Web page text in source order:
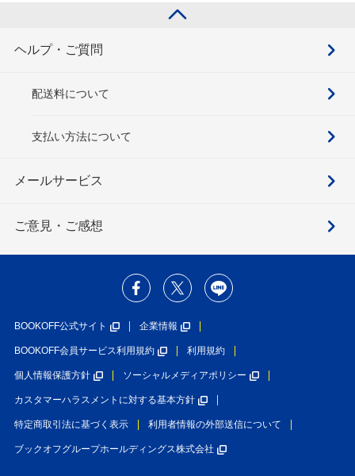
ヘルプ・ご質問
配送料について
支払い方法について
メールサービス
ご意見・ご感想
BOOKOFF公式サイト 企業情報
BOOKOFF会員サービス利用規約 利用規約
個人情報保護方針 ソーシャルメディアポリシー
カスタマーハラスメントに対する基本方針
特定商取引法に基づく表示 利用者情報の外部送信について
ブックオフグループホールディングス株式会社